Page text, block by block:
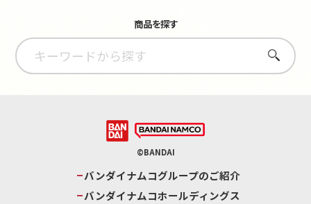
商品を探す
さがす
©BANDAI
バンダイナムコグループのご紹介
バンダイナムコホールディングス